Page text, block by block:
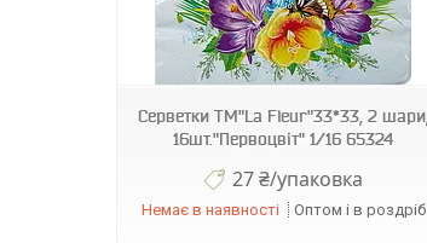
Серветки ТМ"La Fleur"33*33, 2 шари,
16шт."Первоцвіт" 1/16 65324
27 ₴/упаковка
Немає в наявності Оптом і в роздріб
4820012349203